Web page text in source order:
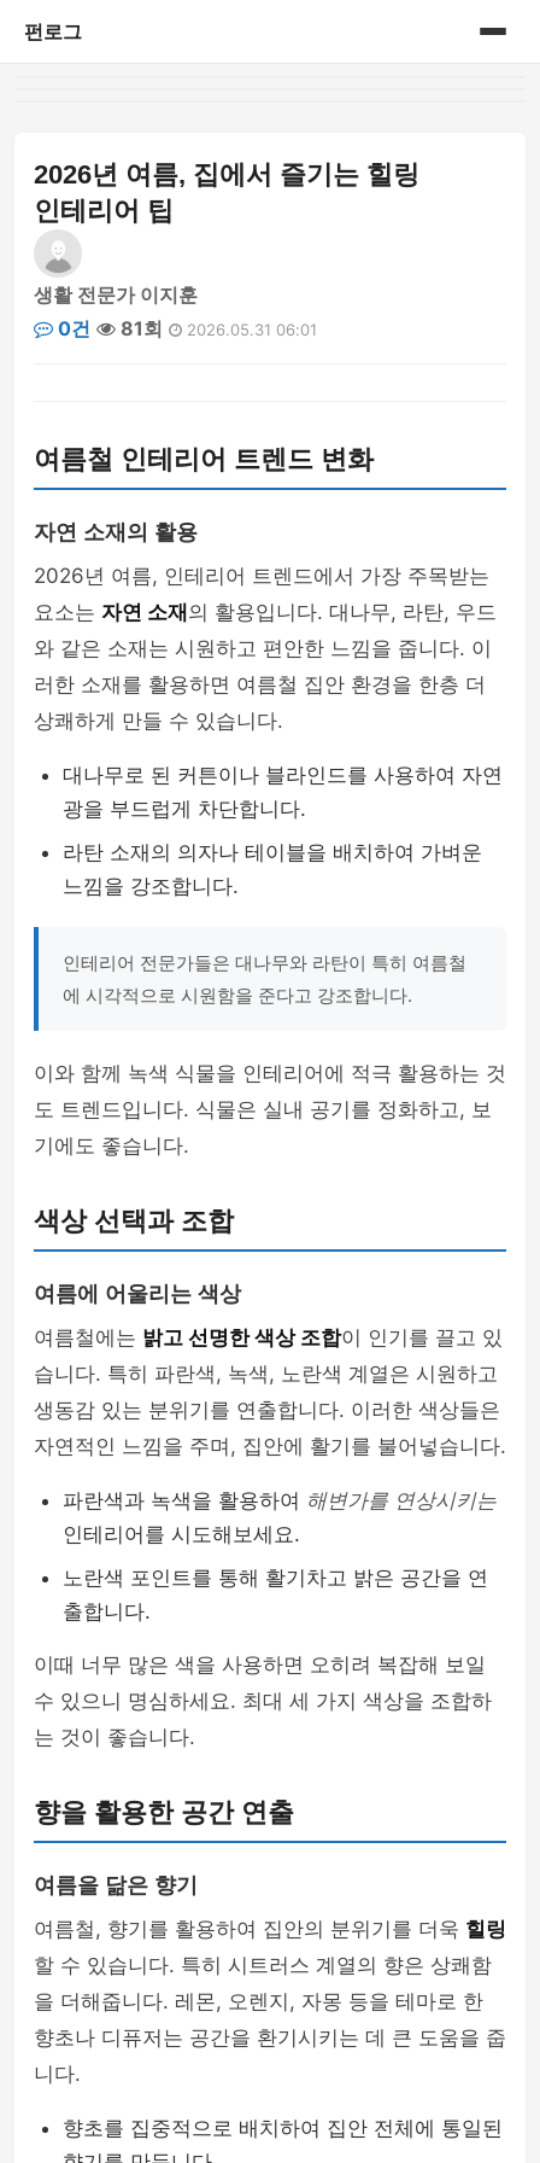
펀로그
2026년 여름, 집에서 즐기는 힐링
인테리어 팁
생활 전문가 이지훈
0건
81회 2026.05.31 06:01
여름철 인테리어 트렌드 변화
자연 소재의 활용
2026년 여름, 인테리어 트렌드에서 가장 주목받는
요소는 자연 소재 의 활용입니다. 대나무, 라탄, 우드
와 같은 소재는 시원하고 편안한 느낌을 줍니다. 이
러한 소재를 활용하면 여름철 집안 환경을 한층 더
상쾌하게 만들 수 있습니다.
대나무로 된 커튼이나 블라인드를 사용하여 자연
광을 부드럽게 차단합니다.
라탄 소재의 의자나 테이블을 배치하여 가벼운
느낌을 강조합니다.
인테리어 전문가들은 대나무와 라탄이 특히 여름철
에 시각적으로 시원함을 준다고 강조합니다.
이와 함께 녹색 식물을 인테리어에 적극 활용하는 것
도 트렌드입니다. 식물은 실내 공기를 정화하고, 보
기에도 좋습니다.
색상 선택과 조합
여름에 어울리는 색상
여름철에는 밝고 선명한 색상 조합이 인기를 끌고 있
습니다. 특히 파란색, 녹색, 노란색 계열은 시원하고
생동감 있는 분위기를 연출합니다. 이러한 색상들은
자연적인 느낌을 주며, 집안에 활기를 불어넣습니다.
파란색과 녹색을 활용하여 해변가를 연상시키는
인테리어를 시도해보세요.
노란색 포인트를 통해 활기차고 밝은 공간을 연
출합니다.
이때 너무 많은 색을 사용하면 오히려 복잡해 보일
수 있으니 명심하세요. 최대 세 가지 색상을 조합하
는 것이 좋습니다.
향을 활용한 공간 연출
여름을 닮은 향기
여름철, 향기를 활용하여 집안의 분위기를 더욱 힐링
할 수 있습니다. 특히 시트러스 계열의 향은 상쾌함
을 더해줍니다. 레몬, 오렌지, 자몽 등을 테마로 한
향초나 디퓨저는 공간을 환기시키는 데 큰 도움을 줍
니다.
향초를 집중적으로 배치하여 집안 전체에 통일된